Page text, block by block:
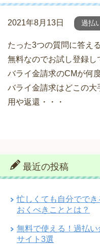
2021年8月13日 過払
たった3つの質問に答え
無料なのでお試し登録し
バライ金請求のCMが何
バライ金請求はどこの
用や返還・・・
最近の投稿
忙しくても自分でで
おくべきこととは？
無料で使える！過払
サイト3選